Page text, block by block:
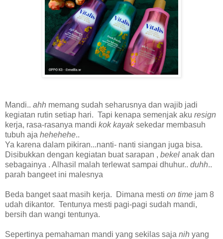
Mandi.. ahh memang sudah seharusnya dan wajib jadi
kegiatan rutin setiap hari. Tapi kenapa semenjak aku resign
kerja, rasa-rasanya mandi kok kayaksekedar membasuh
tubuh aja hehehehe..
Ya karena dalam pikiran...nanti- nanti siangan juga bisa.
Disibukkan dengan kegiatan buat sarapan , bekel anak dan
sebagainya . Alhasil malah terlewat sampai dhuhur.. duhh..
parah bangeet ini malesnya
Beda banget saat masih kerja. Dimana mesti on time jam 8
udah dikantor. Tentunya mesti pagi-pagi sudah mandi,
bersih dan wangi tentunya.
Sepertinya pemahaman mandi yang sekilas saja nih yang